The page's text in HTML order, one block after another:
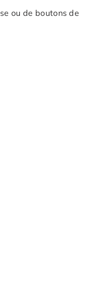
ou de boutons de